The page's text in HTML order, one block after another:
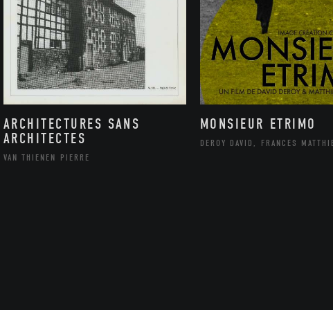
ARCHITECTURES SANS
ARCHITECTES
VAN THIENEN PIERRE
MONSIEUR ETRIMO
DEROY DAVID, FRANCES